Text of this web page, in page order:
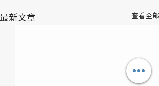
最新文章 查看全部